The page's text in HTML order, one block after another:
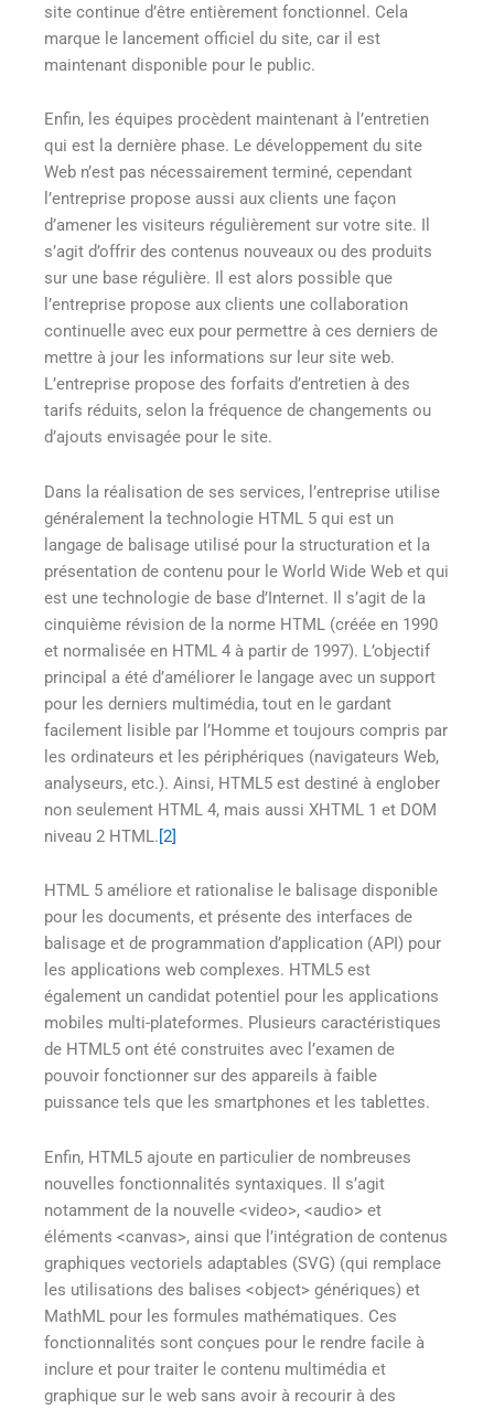
site continue d’être entièrement fonctionnel. Cela
marque le lancement officiel du site, car il est
maintenant disponible pour le public.
Enfin, les équipes procèdent maintenant à l’entretien
qui est la dernière phase. Le développement du site
Web n’est pas nécessairement terminé, cependant
l’entreprise propose aussi aux clients une façon
d’amener les visiteurs régulièrement sur votre site. Il
s’agit d’offrir des contenus nouveaux ou des produits
sur une base régulière. Il est alors possible que
l’entreprise propose aux clients une collaboration
continuelle avec eux pour permettre à ces derniers de
mettre à jour les informations sur leur site web.
L’entreprise propose des forfaits d’entretien à des
tarifs réduits, selon la fréquence de changements ou
d’ajouts envisagée pour le site.
Dans la réalisation de ses services, l’entreprise utilise
généralement la technologie HTML 5 qui est un
langage de balisage utilisé pour la structuration et la
présentation de contenu pour le World Wide Web et qui
est une technologie de base d’Internet. Il s’agit de la
cinquième révision de la norme HTML (créée en 1990
et normalisée en HTML 4 à partir de 1997). L’objectif
principal a été d’améliorer le langage avec un support
pour les derniers multimédia, tout en le gardant
facilement lisible par l’Homme et toujours compris par
les ordinateurs et les périphériques (navigateurs Web,
analyseurs, etc.). Ainsi, HTML5 est destiné à englober
non seulement HTML 4, mais aussi XHTML 1 et DOM
niveau 2 HTML.[2]
HTML 5 améliore et rationalise le balisage disponible
pour les documents, et présente des interfaces de
balisage et de programmation d’application (API) pour
les applications web complexes. HTML5 est
également un candidat potentiel pour les applications
mobiles multi-plateformes. Plusieurs caractéristiques
de HTML5 ont été construites avec l’examen de
pouvoir fonctionner sur des appareils à faible
puissance tels que les smartphones et les tablettes.
Enfin, HTML5 ajoute en particulier de nombreuses
nouvelles fonctionnalités syntaxiques. Il s’agit
notamment de la nouvelle <video>, <audio> et
éléments <canvas>, ainsi que l’intégration de contenus
graphiques vectoriels adaptables (SVG) (qui remplace
les utilisations des balises <object> génériques) et
MathML pour les formules mathématiques. Ces
fonctionnalités sont conçues pour le rendre facile à
inclure et pour traiter le contenu multimédia et
graphique sur le web sans avoir à recourir à des